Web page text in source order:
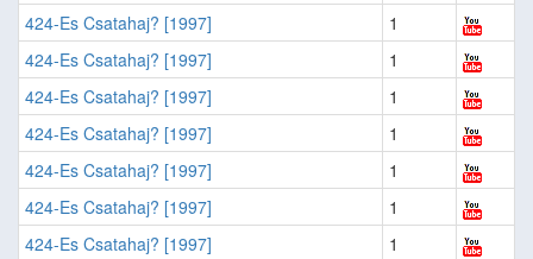
424-Es Csatahaj? [1997]
1
424-Es Csatahaj? [1997]
1
424-Es Csatahaj? [1997]
1
424-Es Csatahaj? [1997]
1
424-Es Csatahaj? [1997]
1
424-Es Csatahaj? [1997]
1
424-Es Csatahaj? [1997]
1